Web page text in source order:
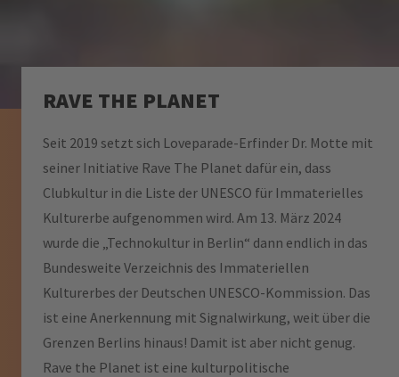
RAVE THE PLANET
Seit 2019 setzt sich Loveparade-Erfinder Dr. Motte mit
seiner Initiative Rave The Planet dafür ein, dass
Clubkultur in die Liste der UNESCO für Immaterielles
Kulturerbe aufgenommen wird. Am 13. März 2024
wurde die „Technokultur in Berlin“ dann endlich in das
Bundesweite Verzeichnis des Immateriellen
Kulturerbes der Deutschen UNESCO-Kommission. Das
ist eine Anerkennung mit Signalwirkung, weit über die
Grenzen Berlins hinaus! Damit ist aber nicht genug.
Rave the Planet ist eine kulturpolitische